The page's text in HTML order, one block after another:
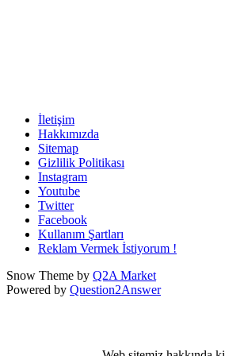
İletişim
Hakkımızda
Sitemap
Gizlilik Politikası
Instagram
Youtube
Twitter
Facebook
Kullanım Şartları
Reklam Vermek İstiyorum !
Snow Theme by Q2A Market
Powered by Question2Answer